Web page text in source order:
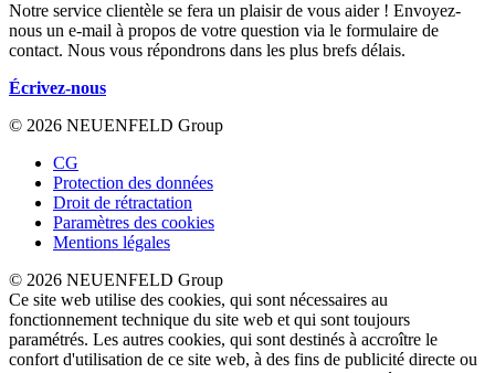
Notre service clientèle se fera un plaisir de vous aider ! Envoyez-
nous un e-mail à propos de votre question via le formulaire de
contact. Nous vous répondrons dans les plus brefs délais.
Écrivez-nous
© 2026 NEUENFELD Group
CG
Protection des données
Droit de rétractation
Paramètres des cookies
Mentions légales
© 2026 NEUENFELD Group
Ce site web utilise des cookies, qui sont nécessaires au
fonctionnement technique du site web et qui sont toujours
paramétrés. Les autres cookies, qui sont destinés à accroître le
confort d'utilisation de ce site web, à des fins de publicité directe ou